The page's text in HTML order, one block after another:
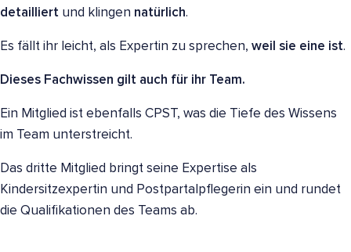
detailliert und klingen natürlich.
Es fällt ihr leicht, als Expertin zu sprechen, weil sie eine ist.
Dieses Fachwissen gilt auch für ihr Team.
Ein Mitglied ist ebenfalls CPST, was die Tiefe des Wissens
im Team unterstreicht.
Das dritte Mitglied bringt seine Expertise als
Kindersitzexpertin und Postpartalpflegerin ein und rundet
die Qualifikationen des Teams ab.